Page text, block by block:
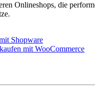
Onlineshops, die
Shopware
mit WooCommerce